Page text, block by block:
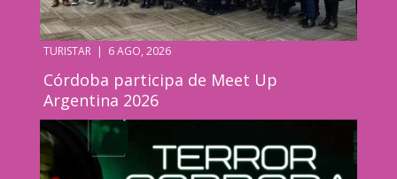
TURISTAR | 6 AGO, 2026
Córdoba participa de Meet Up
Argentina 2026